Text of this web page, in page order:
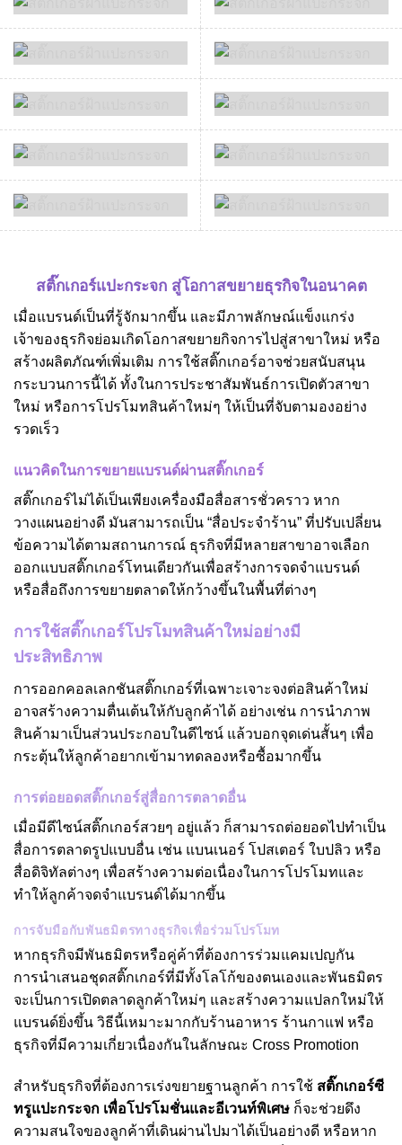
สติ๊กเกอร์แปะกระจก สู่โอกาสขยายธุรกิจในอนาคต
เมื่อแบรนด์เป็นที่รู้จักมากขึ้น และมีภาพลักษณ์แข็งแกร่ง
เจ้าของธุรกิจย่อมเกิดโอกาสขยายกิจการไปสู่สาขาใหม่ หรือ
สร้างผลิตภัณฑ์เพิ่มเติม การใช้สติ๊กเกอร์อาจช่วยสนับสนุน
กระบวนการนี้ได้ ทั้งในการประชาสัมพันธ์การเปิดตัวสาขา
ใหม่ หรือการโปรโมทสินค้าใหม่ๆ ให้เป็นที่จับตามองอย่าง
รวดเร็ว
แนวคิดในการขยายแบรนด์ผ่านสติ๊กเกอร์
สติ๊กเกอร์ไม่ได้เป็นเพียงเครื่องมือสื่อสารชั่วคราว หาก
วางแผนอย่างดี มันสามารถเป็น “สื่อประจำร้าน” ที่ปรับเปลี่ยน
ข้อความได้ตามสถานการณ์ ธุรกิจที่มีหลายสาขาอาจเลือก
ออกแบบสติ๊กเกอร์โทนเดียวกันเพื่อสร้างการจดจำแบรนด์
หรือสื่อถึงการขยายตลาดให้กว้างขึ้นในพื้นที่ต่างๆ
การใช้สติ๊กเกอร์โปรโมทสินค้าใหม่อย่างมี
ประสิทธิภาพ
การออกคอลเลกชันสติ๊กเกอร์ที่เฉพาะเจาะจงต่อสินค้าใหม่
อาจสร้างความตื่นเต้นให้กับลูกค้าได้ อย่างเช่น การนำภาพ
สินค้ามาเป็นส่วนประกอบในดีไซน์ แล้วบอกจุดเด่นสั้นๆ เพื่อ
กระตุ้นให้ลูกค้าอยากเข้ามาทดลองหรือซื้อมากขึ้น
การต่อยอดสติ๊กเกอร์สู่สื่อการตลาดอื่น
เมื่อมีดีไซน์สติ๊กเกอร์สวยๆ อยู่แล้ว ก็สามารถต่อยอดไปทำเป็น
สื่อการตลาดรูปแบบอื่น เช่น แบนเนอร์ โปสเตอร์ ใบปลิว หรือ
สื่อดิจิทัลต่างๆ เพื่อสร้างความต่อเนื่องในการโปรโมทและ
ทำให้ลูกค้าจดจำแบรนด์ได้มากขึ้น
การจับมือกับพันธมิตรทางธุรกิจเพื่อร่วมโปรโมท
หากธุรกิจมีพันธมิตรหรือคู่ค้าที่ต้องการร่วมแคมเปญกัน
การนำเสนอชุดสติ๊กเกอร์ที่มีทั้งโลโก้ของตนเองและพันธมิตร
จะเป็นการเปิดตลาดลูกค้าใหม่ๆ และสร้างความแปลกใหม่ให้
แบรนด์ยิ่งขึ้น วิธีนี้เหมาะมากกับร้านอาหาร ร้านกาแฟ หรือ
ธุรกิจที่มีความเกี่ยวเนื่องกันในลักษณะ Cross Promotion
สำหรับธุรกิจที่ต้องการเร่งขยายฐานลูกค้า การใช้ สติ๊กเกอร์ซี
ทรูแปะกระจก เพื่อโปรโมชั่นและอีเวนท์พิเศษ ก็จะช่วยดึง
ความสนใจของลูกค้าที่เดินผ่านไปมาได้เป็นอย่างดี หรือหาก